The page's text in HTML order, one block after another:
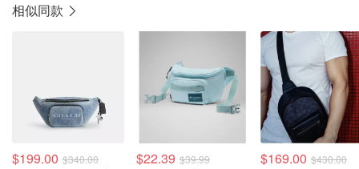
相似同款
$199.00 $340.00 $22.39 $39.99 $169.00 $430.00